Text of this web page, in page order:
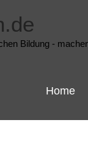
Bildung -
Home